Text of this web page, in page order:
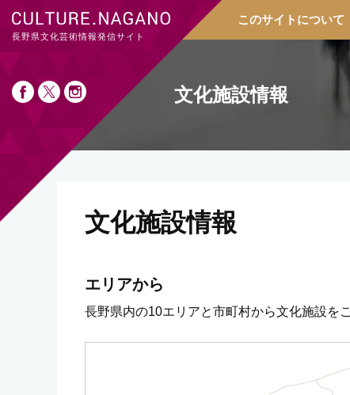
長野県文化芸術情報発信サイト
このサイトについて
文化施設情報
文化施設情報
エリアから
長野県内の10エリアと市町村から文化施設を